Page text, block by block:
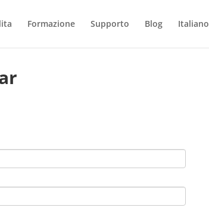
Formazione Supporto Blog Italiano